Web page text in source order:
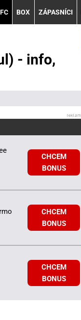
BOX ZÁPASNÍCI
- info,
CHCEM
BONUS
CHCEM
BONUS
CHCEM
BONUS